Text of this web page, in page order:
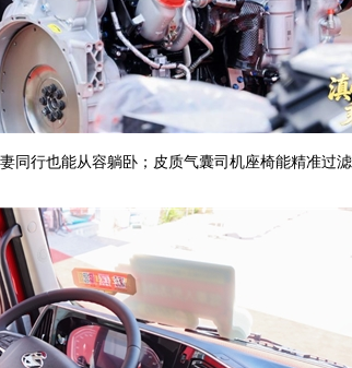
同行也能从容躺卧；皮质气囊司机座椅能精准